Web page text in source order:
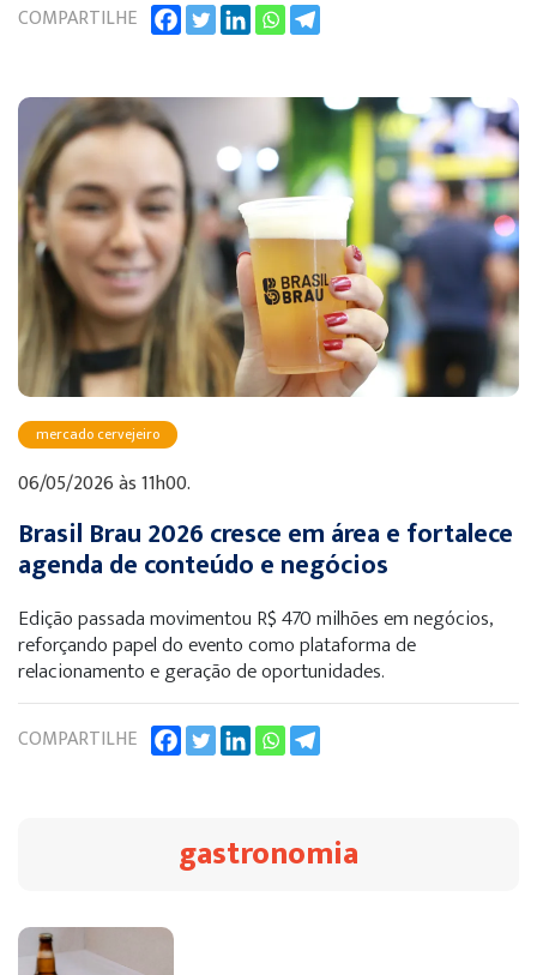
COMPARTILHE
mercado cervejeiro
06/05/2026 às 11h00.
Brasil Brau 2026 cresce em área e fortalece
agenda de conteúdo e negócios
Edição passada movimentou R$ 470 milhões em negócios,
reforçando papel do evento como plataforma de
relacionamento e geração de oportunidades.
COMPARTILHE
gastronomia